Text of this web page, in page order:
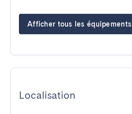
Afficher tous les équipements
Localisation